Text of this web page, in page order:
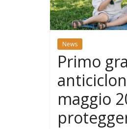
News
Primo
maggio